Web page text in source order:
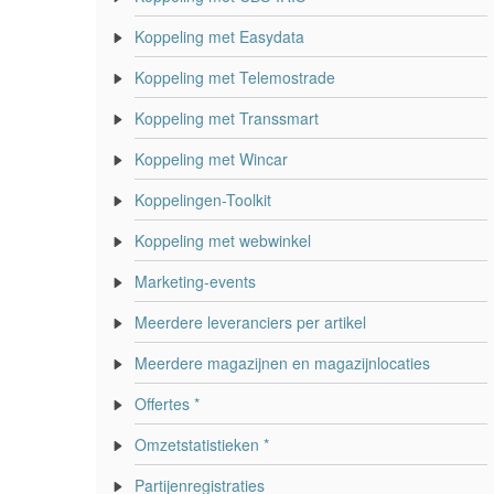
Koppeling met Easydata
Koppeling met Telemostrade
Koppeling met Transsmart
Koppeling met Wincar
Koppelingen-Toolkit
Koppeling met webwinkel
Marketing-events
Meerdere leveranciers per artikel
Meerdere magazijnen en magazijnlocaties
Offertes *
Omzetstatistieken *
Partijenregistraties